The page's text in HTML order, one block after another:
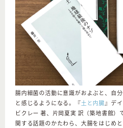
腸内細菌の活動に意識がおよぶと、自
と感じるようになる。『土と内臓』デ
ビクレー 著、片岡夏実 訳（築地書館
関する話題のかたわら、大腸をはじめ